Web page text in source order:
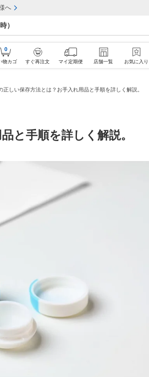
）
へ
正しい保存方法とは？お手入れ用品と手順を詳しく解説。
と手順を詳しく解説。
0
物カゴ すぐ再注文 マイ定期便 店舗一覧 お気に入り